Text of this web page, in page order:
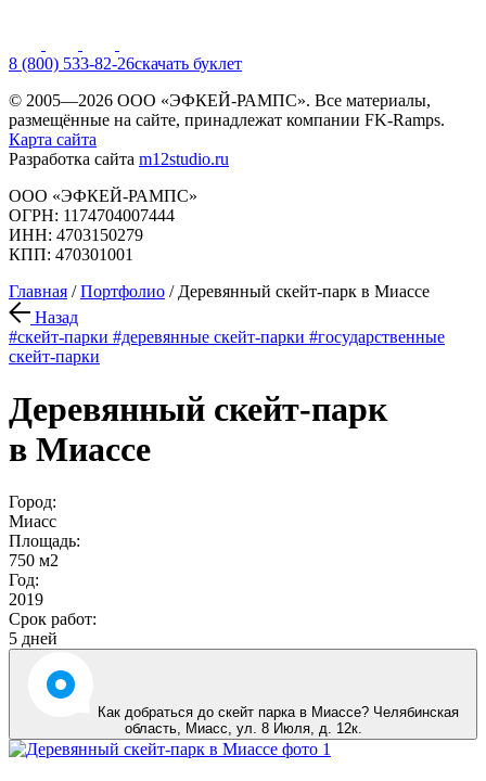
8 (800) 533-82-26cкачать буклет
© 2005—2026 ООО «ЭФКЕЙ-РАМПС». Все материалы,
размещённые на сайте, принадлежат компании FK-Ramps.
Карта сайта
Разработка сайта m12studio.ru
ООО «ЭФКЕЙ-РАМПС»
ОГРН: 1174704007444
ИНН: 4703150279
КПП: 470301001
Главная /Портфолио / Деревянный скейт-парк в Миассе
Назад
#скейт-парки #деревянные скейт-парки #государственные
скейт-парки
Деревянный скейт-парк
в Миассе
Город:
Миасс
Площадь:
750 м2
Год:
2019
Срок работ:
5 дней
Как добраться до скейт парка в Миассе? Челябинская
область, Миасс, ул. 8 Июля, д. 12к.